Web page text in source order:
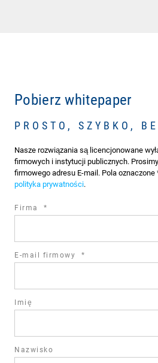
Pobierz whitepaper
PROSTO, SZYBKO,
Nasze rozwiązania są licencjonowane
firmowych i instytucji publicznych.
firmowego adresu E-mail. Pola
polityka prywatności.
Firma *
E-mail firmowy *
Imię
Nazwisko